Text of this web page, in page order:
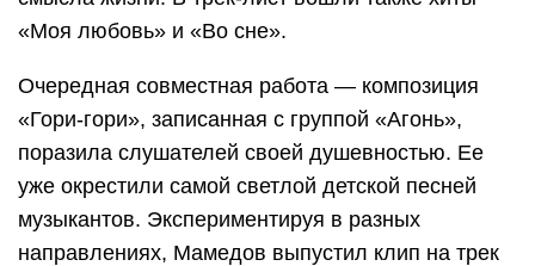
«Моя любовь» и «Во сне».
Очередная совместная работа — композиция
«Гори-гори», записанная с группой «Агонь»,
поразила слушателей своей душевностью. Ее
уже окрестили самой светлой детской песней
музыкантов. Экспериментируя в разных
направлениях, Мамедов выпустил клип на трек